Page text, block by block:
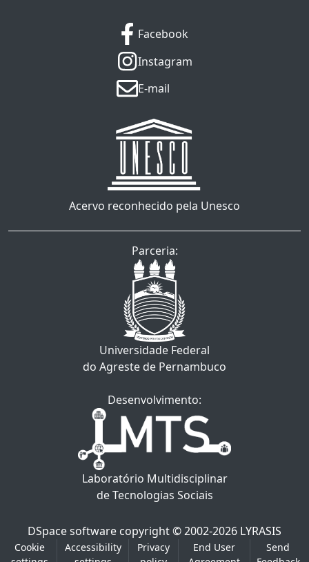
Facebook
Instagram
E-mail
Acervo reconhecido pela Unesco
Parceria:
Universidade Federal
do Agreste de Pernambuco
Desenvolvimento:
Laboratório Multidisciplinar
de Tecnologias Sociais
DSpace software copyright © 2002-2026 LYRASIS
Cookie
Accessibility
Privacy
End User
Send